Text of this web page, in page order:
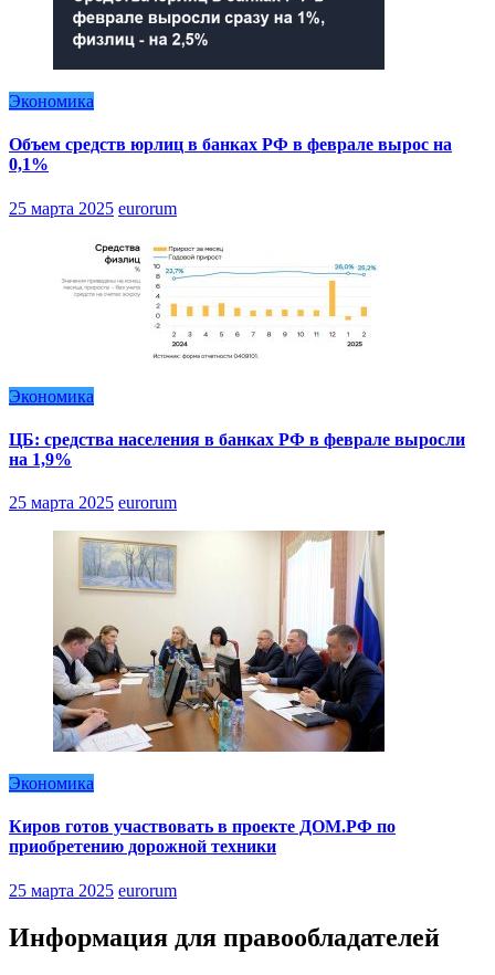
Экономика
Объем средств юрлиц в банках РФ в феврале вырос на
0,1%
25 марта 2025 eurorum
Экономика
ЦБ: средства населения в банках РФ в феврале выросли
на 1,9%
25 марта 2025 eurorum
Экономика
Киров готов участвовать в проекте ДОМ.РФ по
приобретению дорожной техники
25 марта 2025 eurorum
Информация для правообладателей